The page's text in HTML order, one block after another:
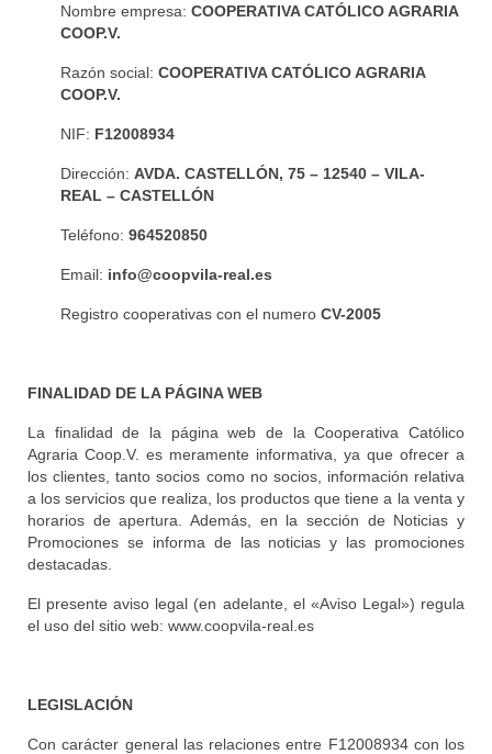
Fertilizantes – Fitosanitarios – Plantones y
Servicios Agrícolas
Insectario
Jardinería
Punto de Venta Cadena 88
Noticias y Promociones
Horarios
Nombre empresa: COOPERATIVA CATÓLICO AGRARIA
COOP.V.
Razón social: COOPERATIVA CATÓLICO AGRARIA
COOP.V.
NIF: F12008934
Dirección: AVDA. CASTELLÓN, 75 – 12540 – VILA-
REAL – CASTELLÓN
Teléfono: 964520850
Email: info@coopvila-real.es
Registro cooperativas con el numero CV-2005
FINALIDAD DE LA PÁGINA WEB
La finalidad de la página web de la Cooperativa Católico
Agraria Coop.V. es meramente informativa, ya que ofrecer a
los clientes, tanto socios como no socios, información relativa
a los servicios que realiza, los productos que tiene a la venta y
horarios de apertura. Además, en la sección de Noticias y
Promociones se informa de las noticias y las promociones
destacadas.
El presente aviso legal (en adelante, el «Aviso Legal») regula
el uso del sitio web: www.coopvila-real.es
LEGISLACIÓN
Con carácter general las relaciones entre F12008934 con los